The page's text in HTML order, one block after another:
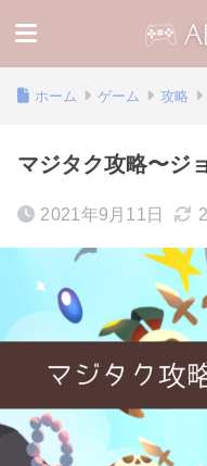
ホーム ゲーム 攻略
マジタク攻略〜ジ
2021年9月11日